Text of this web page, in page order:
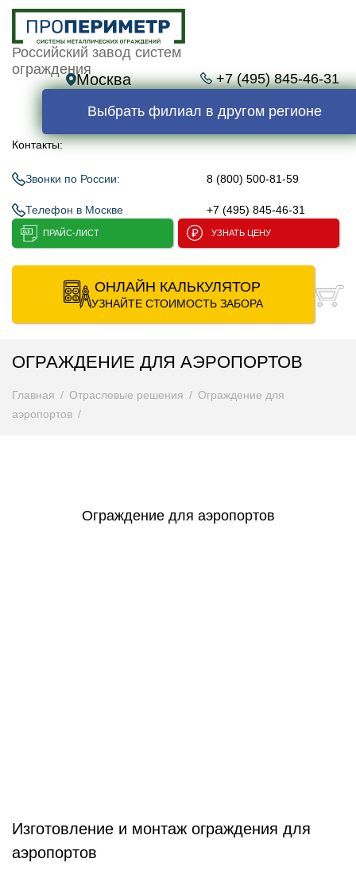
Российский завод систем
ограждения
Москва +7 (495) 845-46-31
Выбрать филиал в другом регионе
Контакты:
Звонки по России: 8 (800) 500-81-59
Телефон в Москве +7 (495) 845-46-31
ПРАЙС-ЛИСТ УЗНАТЬ ЦЕНУ
ОНЛАЙН КАЛЬКУЛЯТОР
УЗНАЙТЕ СТОИМОСТЬ ЗАБОРА
ОГРАЖДЕНИЕ ДЛЯ АЭРОПОРТОВ
Главная Отраслевые решения
Ограждение для
аэропортов
Ограждение для аэропортов
Изготовление и монтаж ограждения для
аэропортов